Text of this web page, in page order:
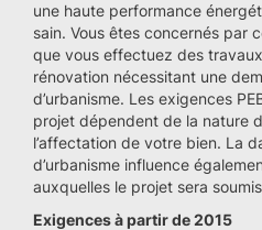
une haute performance
sain. Vous êtes concernés par
que vous effectuez des
rénovation nécessitant une
d’urbanisme. Les exigences
projet dépendent de la nature
l’affectation de votre bien. La
d’urbanisme influence
auxquelles le projet sera
Exigences à partir de 2015